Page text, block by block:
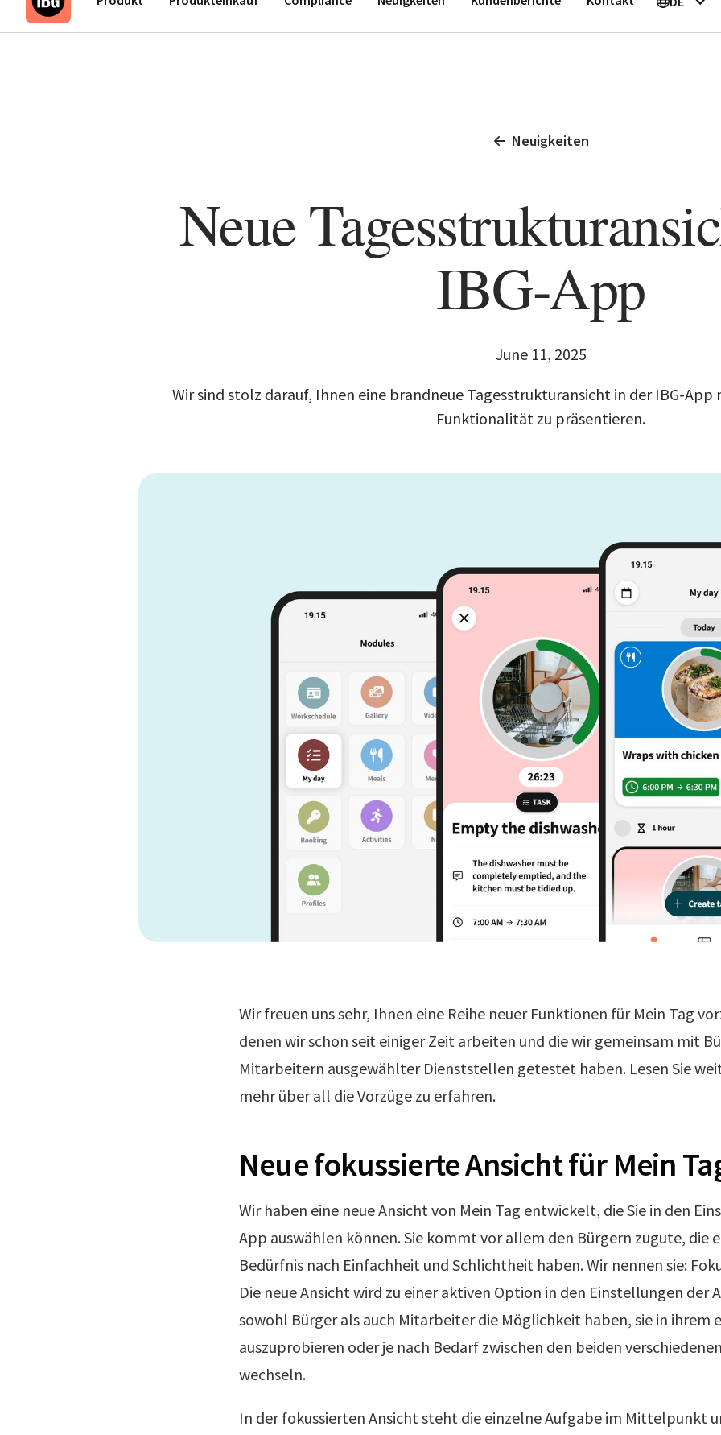
Neuigkeiten
Neue
IBG-App
June 11, 2025
Wir sind stolz darauf, Ihnen eine brandneue Tagesstrukturansicht in der IBG-
Funktionalität zu präsentieren.
Wir freuen uns sehr, Ihnen eine Reihe neuer Funktionen für Mein Tag
denen wir schon seit einiger Zeit arbeiten und die wir gemeinsam mit
Mitarbeitern ausgewählter Dienststellen getestet haben. Lesen Sie
mehr über all die Vorzüge zu erfahren.
Neue fokussierte Ansicht für Mein
Wir haben eine neue Ansicht von Mein Tag entwickelt, die Sie in den
App auswählen können. Sie kommt vor allem den Bürgern zugute, die
Bedürfnis nach Einfachheit und Schlichtheit haben. Wir nennen sie:
Die neue Ansicht wird zu einer aktiven Option in den Einstellungen der
sowohl Bürger als auch Mitarbeiter die Möglichkeit haben, sie in ihrem
auszuprobieren oder je nach Bedarf zwischen den beiden
wechseln.
In der fokussierten Ansicht steht die einzelne Aufgabe im Mittelpunkt